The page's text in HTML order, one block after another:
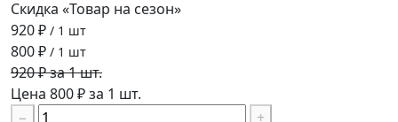
Скидка «Товар на сезон»
920 ₽ / 1 шт
800 ₽ / 1 шт
920 ₽ за 1 шт.
Цена 800 ₽ за 1 шт.
−
+